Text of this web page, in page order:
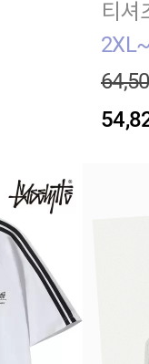
티셔